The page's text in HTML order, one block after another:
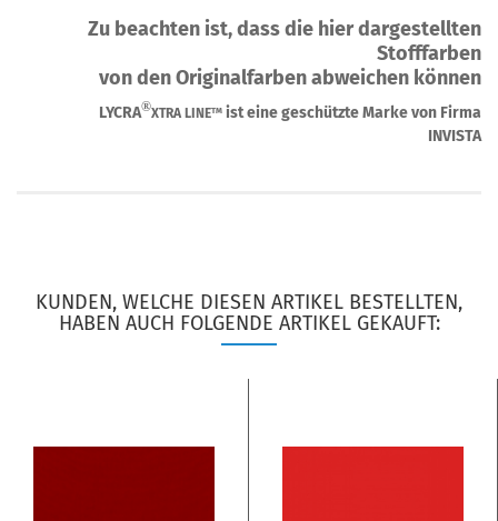
Zu beachten ist, dass die hier dargestellten
Stofffarben
von den Originalfarben abweichen können
LYCRA®XTRA LINETM ist eine geschützte Marke von Firma
INVISTA
KUNDEN, WELCHE DIESEN ARTIKEL BESTELLTEN,
HABEN AUCH FOLGENDE ARTIKEL GEKAUFT: